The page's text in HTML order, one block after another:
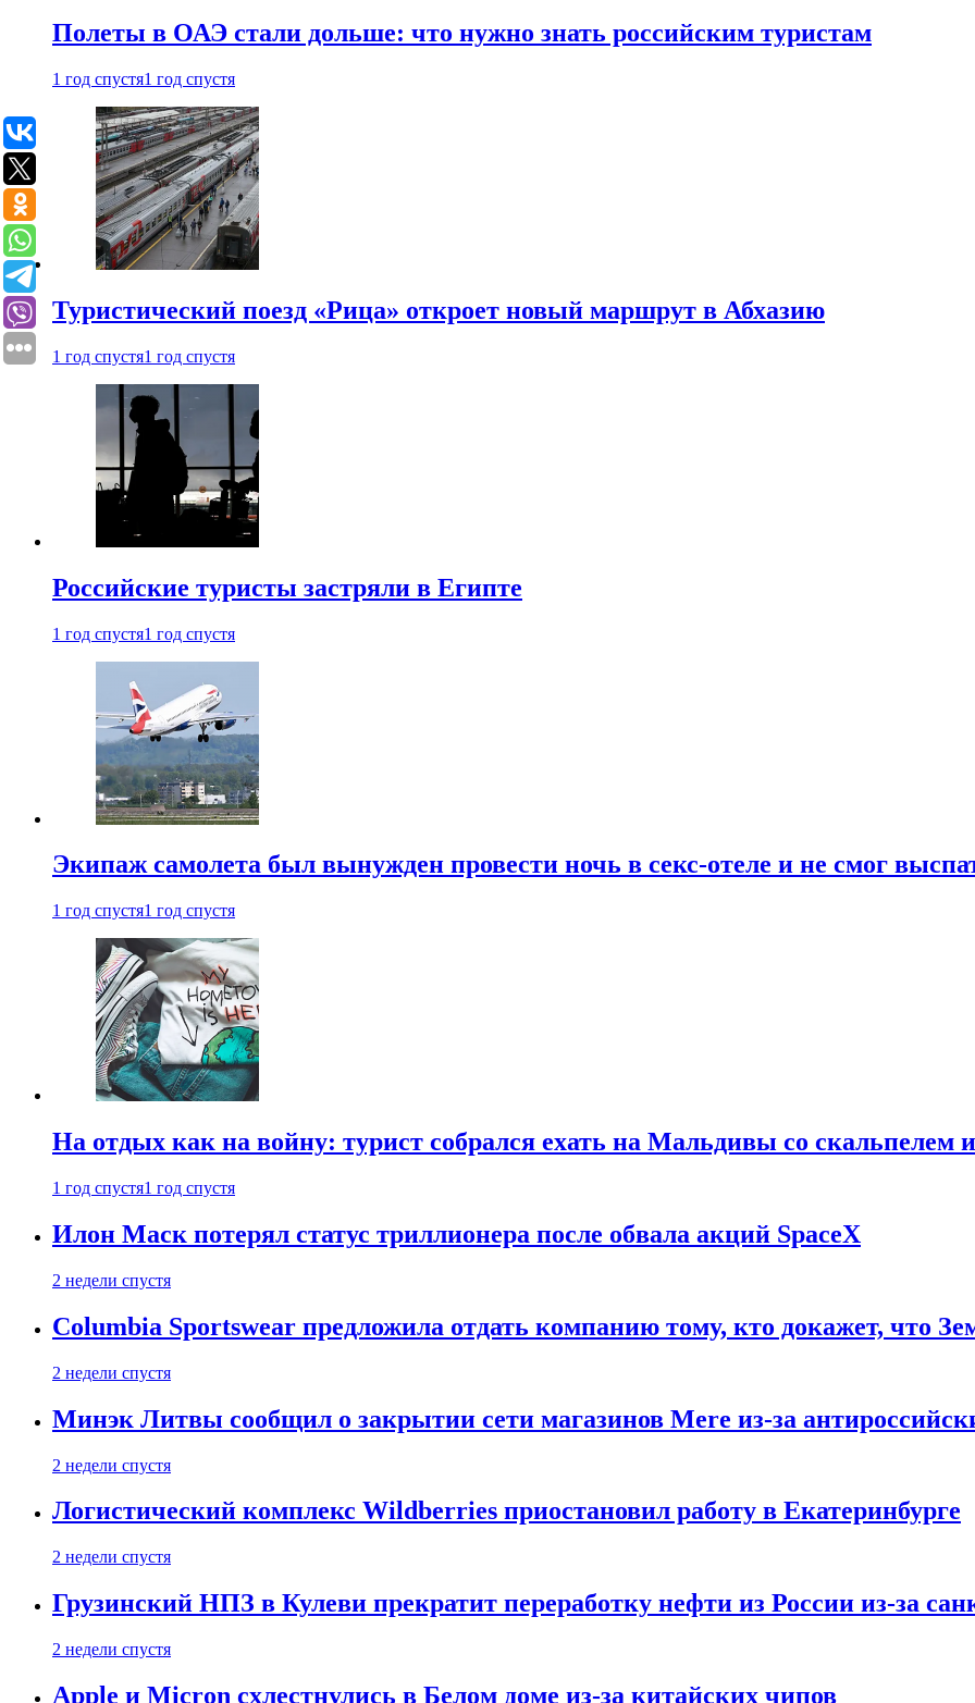
Полеты в ОАЭ стали дольше: что нужно знать российским туристам
1 год спустя1 год спустя
Туристический поезд «Рица» откроет новый маршрут в Абхазию
1 год спустя1 год спустя
Российские туристы застряли в Египте
1 год спустя1 год спустя
Экипаж самолета был вынужден провести ночь в секс-отеле и не смог
1 год спустя1 год спустя
На отдых как на войну: турист собрался ехать на Мальдивы со скальпелем
1 год спустя1 год спустя
Илон Маск потерял статус триллионера после обвала акций SpaceX
2 недели спустя
Columbia Sportswear предложила отдать компанию тому, кто докажет, что
2 недели спустя
Минэк Литвы сообщил о закрытии сети магазинов Mere из-за
2 недели спустя
Логистический комплекс Wildberries приостановил работу в Екатеринбурге
2 недели спустя
Грузинский НПЗ в Кулеви прекратит переработку нефти из России из-за
2 недели спустя
Apple и Micron схлестнулись в Белом доме из-за китайских чипов